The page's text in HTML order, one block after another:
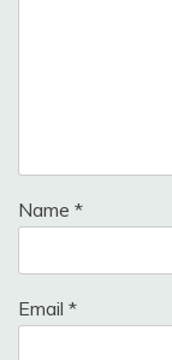
Name *
Email *